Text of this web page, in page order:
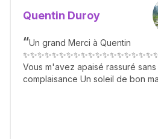
Quentin Duroy
Un grand Merci à Quentin
Vous m'avez apaisé rassuré sans
complaisance Un soleil de bon